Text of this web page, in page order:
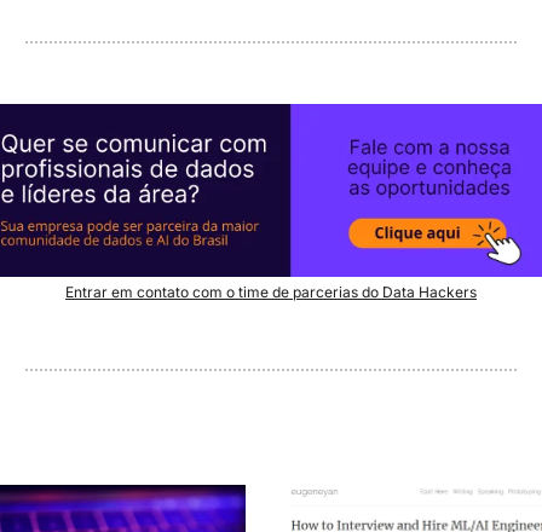
Entrar em contato com o time de parcerias do Data Hackers